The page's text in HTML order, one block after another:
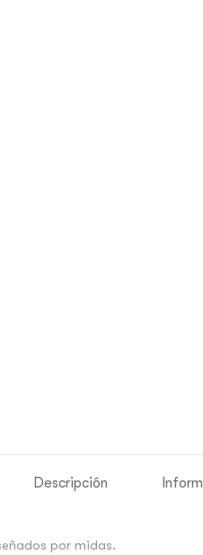
Descripción
por midas.